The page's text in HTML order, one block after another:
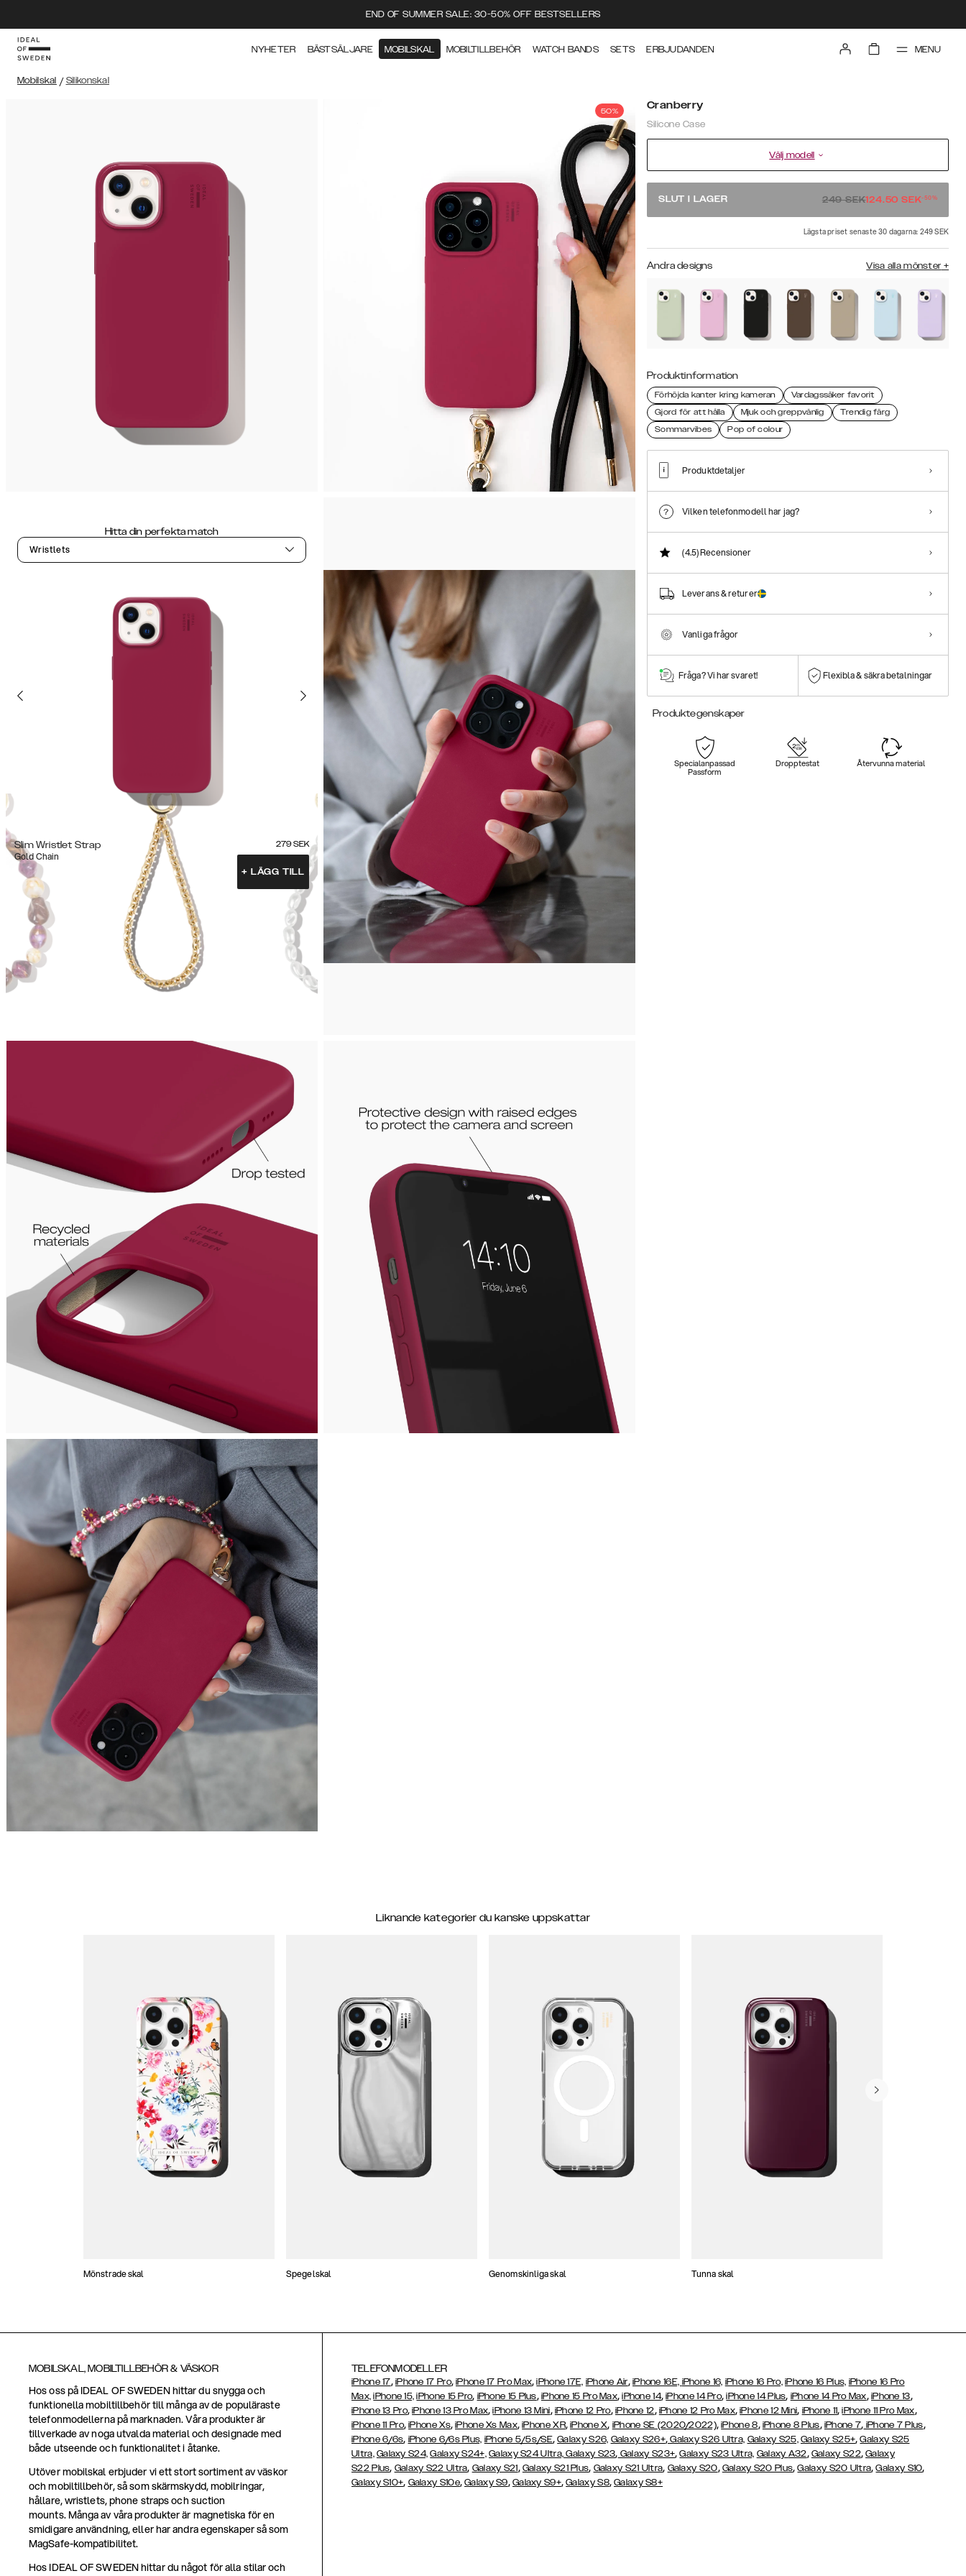
END OF SUMMER SALE: 30-50% OFF BESTSELLERS
NYHETER BÄSTSÄLJARE MOBILSKAL MOBILTILLBEHÖR WATCH BANDS SETS ERBJUDANDEN MENU
Mobilskal / Silikonskal
50%
Hitta din perfekta match
Wristlets
Slim Wristlet Strap
Gold Chain
279 SEK
+ LÄGG TILL
Cranberry
Silicone Case
Välj modell
SLUT I LAGER 249SEK124.50 SEK-50%
Lägsta priset senaste 30 dagarna: 249 SEK
Andra designs Visa alla mönster +
Produktinformation
Förhöjda kanter kring kameran
Vardagssäker favorit
Gjord för att hålla
Mjuk och greppvänlig
Trendig färg
Sommarvibes
Pop of colour
Produktdetaljer
Vilken telefonmodell har jag?
(4.5)Recensioner
Leverans & returer
Vanliga frågor
Fråga? Vi har svaret! Flexibla & säkra betalningar
Produktegenskaper
Specialanpassad
Passform
Dropptestat Återvunna material
Liknande kategorier du kanske uppskattar
Mönstrade skal Spegelskal Genomskinliga skal Tunna skal
MOBILSKAL, MOBILTILLBEHÖR & VÄSKOR
Hos oss på IDEAL OF SWEDEN hittar du snygga och
funktionella mobiltillbehör till många av de populäraste
telefonmodellerna på marknaden. Våra produkter är
tillverkade av noga utvalda material och designade med
både utseende och funktionalitet i åtanke.
Utöver mobilskal erbjuder vi ett stort sortiment av väskor
och mobiltillbehör, så som skärmskydd, mobilringar,
hållare, wristlets, phone straps och suction
mounts. Många av våra produkter är magnetiska för en
smidigare användning, eller har andra egenskaper så som
MagSafe-kompatibilitet.
Hos IDEAL OF SWEDEN hittar du något för alla stilar och
TELEFONMODELLER
iPhone 17, iPhone 17 Pro,iPhone 17 Pro Max,iPhone 17E, iPhone Air, iPhone 16E, iPhone 16, iPhone 16 Pro, iPhone 16 Plus, iPhone 16 Pro
Max, iPhone 15, iPhone 15 Pro, iPhone 15 Plus, iPhone 15 Pro Max,iPhone 14,iPhone 14 Pro,iPhone 14 Plus, iPhone 14 Pro Max, iPhone 13,
iPhone 13 Pro,iPhone 13 Pro Max,iPhone 13 Mini, iPhone 12 Pro, iPhone 12, iPhone 12 Pro Max,iPhone 12 Mini, iPhone 11,iPhone 11 Pro Max,
iPhone 11 Pro,iPhone Xs,iPhone Xs Max,iPhone XR,iPhone X, iPhone SE (2020/2022),iPhone 8, iPhone 8 Plus, iPhone 7, iPhone 7 Plus,
iPhone 6/6s, iPhone 6/6s Plus, iPhone 5/5s/SE,Galaxy S26, Galaxy S26+,Galaxy S26 Ultra, Galaxy S25, Galaxy S25+,Galaxy S25
Ultra, Galaxy S24, Galaxy S24+, Galaxy S24 Ultra, Galaxy S23, Galaxy S23+,Galaxy S23 Ultra, Galaxy A32, Galaxy S22,Galaxy
S22 Plus, Galaxy S22 Ultra, Galaxy S21, Galaxy S21 Plus, Galaxy S21 Ultra, Galaxy S20, Galaxy S20 Plus,Galaxy S20 Ultra,Galaxy S10,
Galaxy S10+, Galaxy S10e,Galaxy S9, Galaxy S9+,Galaxy S8,Galaxy S8+